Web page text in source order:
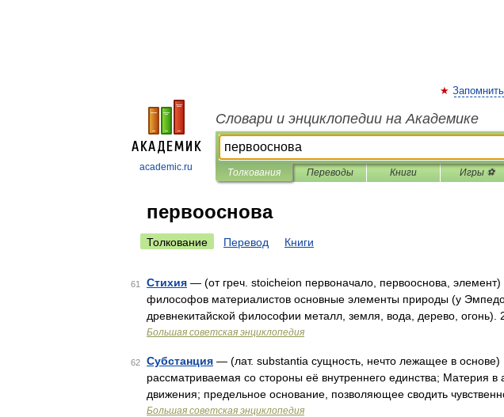
academic.ru
Словари и энциклопедии на Академике
Толкования Переводы Книги Игры ⚽
первооснова
Толкование Перевод Книги
61 Стихия — (от греч. stoicheion первоначало, первооснова,
философов материалистов основные элементы природы (у
древнекитайской философии металл, земля, вода, дерево, огонь).
Большая советская энциклопедия
62 Субстанция — (лат. substantia сущность, нечто лежащее в
рассматриваемая со стороны её внутреннего единства; Материя
движения; предельное основание, позволяющее сводить
Большая советская энциклопедия